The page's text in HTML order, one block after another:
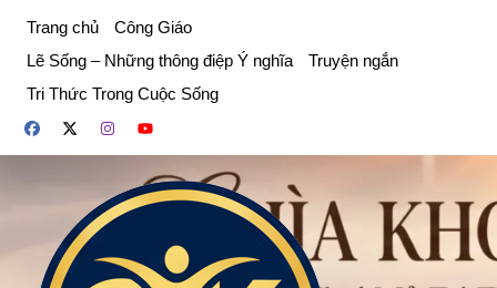
phần
dung
Trang chủ
Công Giáo
Lẽ Sống – Những thông điệp Ý nghĩa
Truyện ngắn
Tri Thức Trong Cuộc Sống